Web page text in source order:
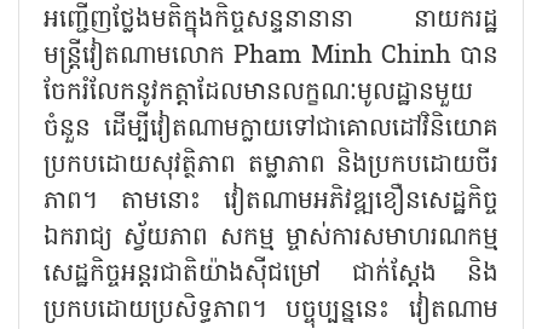
អញ្ជើញថ្លែងមតិក្នុងកិច្ចសន្ទនានានា នាយករដ្ឋ
មន្ត្រីវៀតណាមលោកPham Minh Chinh បាន
ចែករំលែកនូវកត្តាដែលមានលក្ខណៈមូលដ្ឋានមួយ
ចំនួន ដើម្បីវៀតណាមក្លាយទៅជាគោលដៅវិនិយោគ
ប្រកបដោយសុវត្ថិភាព តម្លាភាព និងប្រកបដោយចីរ
ភាព។ តាមនោះ វៀតណាមអភិវឌ្ឍខឿនសេដ្ឋកិច្ច
ឯករាជ្យ ស្វ័យភាព សកម្ម ម្ចាស់ការសមាហរណកម្ម
សេដ្ឋកិច្ចអន្តរជាតិយ៉ាងស៊ីជម្រៅ ជាក់ស្ដែង និង
ប្រកបដោយប្រសិទ្ធភាព។ បច្ចុប្បន្ននេះ វៀតណាម